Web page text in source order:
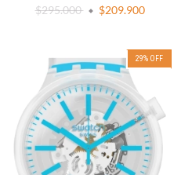
$295.000
$209.900
29% OFF